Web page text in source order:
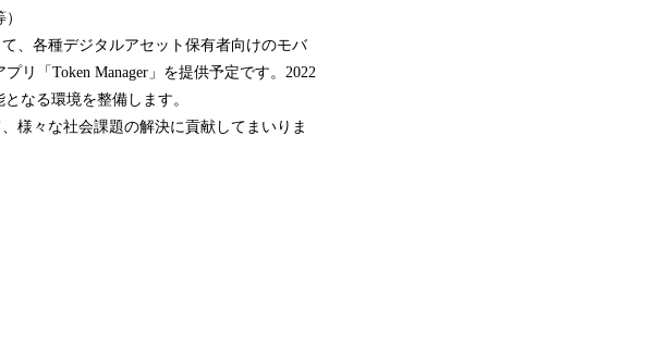
、各種デジタルアセット保有者向けのモバ
リ「Token Manager」を提供予定です。2022
なる環境を整備します。
様々な社会課題の解決に貢献してまいりま